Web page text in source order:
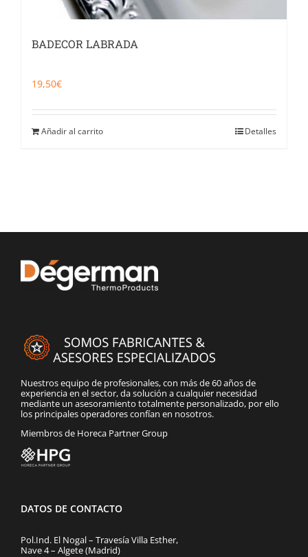
BADECOR LABRADA
19,50€
Añadir al carrito Detalles
Nuestros equipo de profesionales, con más de 60 años de
experiencia en el sector, da solución a cualquier necesidad
mediante un asesoramiento totalmente personalizado, por ello
los principales operadores confían en nosotros.
Miembros de Horeca Partner Group
DATOS DE CONTACTO
Pol.Ind. El Nogal – Travesía Villa Esther,
Nave 4 – Algete (Madrid)